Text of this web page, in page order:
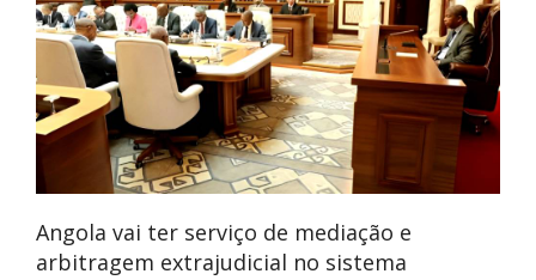
Angola vai ter serviço de mediação e
arbitragem extrajudicial no sistema